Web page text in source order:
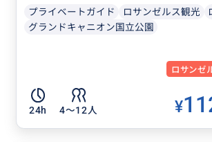
プライベートガイド ロサンゼルス観光
グランドキャニオン国立公園
ロサンゼ
24h 4〜12人 ¥